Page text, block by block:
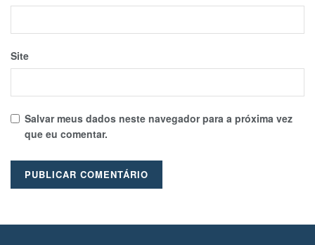
Site
Salvar meus dados neste navegador para a próxima vez
que eu comentar.